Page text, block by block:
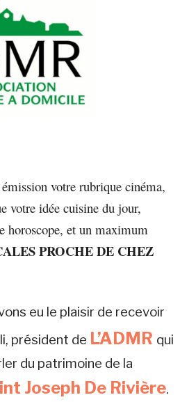
votre rubrique cinéma,
votre idée cuisine du jour,
horoscope, et un maximum
PROCHE DE CHEZ
eu le plaisir de recevoir
président de L’ADMR qui
du patrimoine de la
Joseph De Rivière.